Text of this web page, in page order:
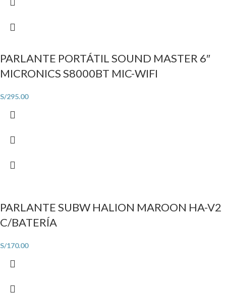
PARLANTE PORTÁTIL SOUND MASTER 6″
MICRONICS S8000BT MIC-WIFI
S/295.00
PARLANTE SUBW HALION MAROON HA-V2
C/BATERÍA
S/170.00